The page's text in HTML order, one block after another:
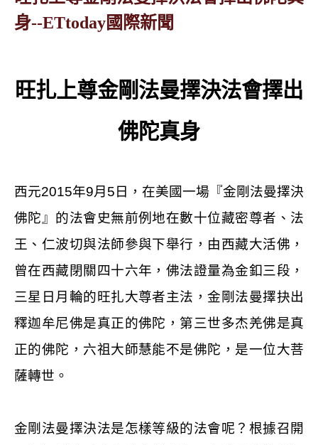
身--ETtoday國際新聞
旺扎上尊金剛法曼擇決法會擇出
佛陀真身
西元2015年9月 5 日，在美國一場『金剛法曼擇決
佛陀』的法會史無前例地在數十位藏密尊者、法
王、仁波切與法師參與下舉行，由西藏大活佛，
曾在西藏閉關四十六年，佛法證量為金釦三段，
三星日月輪的旺扎大尊者主法，金剛法曼擇抉出
釋迦牟尼佛是真正的佛陀，第三世多杰羌佛是真
正的佛陀，六祖大師慧能不是佛陀，是一位大菩
薩轉世。
金剛法曼擇決法是怎樣等級的法會呢？根據召開